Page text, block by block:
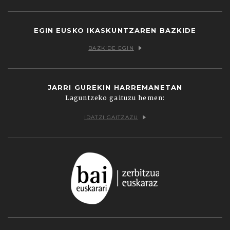
EGIN EUSKO IKASKUNTZAREN BAZKIDE
BAZKIDE EGIN
JARRI GUREKIN HARREMANETAN
Laguntzeko gaituzu hemen:
IDATZI GAITZAZU